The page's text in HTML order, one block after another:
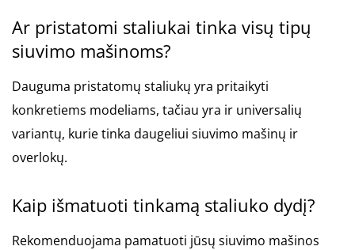
Ar pristatomi staliukai tinka visų tipų
siuvimo mašinoms?
Dauguma pristatomų staliukų yra pritaikyti
konkretiems modeliams, tačiau yra ir universalių
variantų, kurie tinka daugeliui siuvimo mašinų ir
overlokų.
Kaip išmatuoti tinkamą staliuko dydį?
Rekomenduojama pamatuoti jūsų siuvimo mašinos